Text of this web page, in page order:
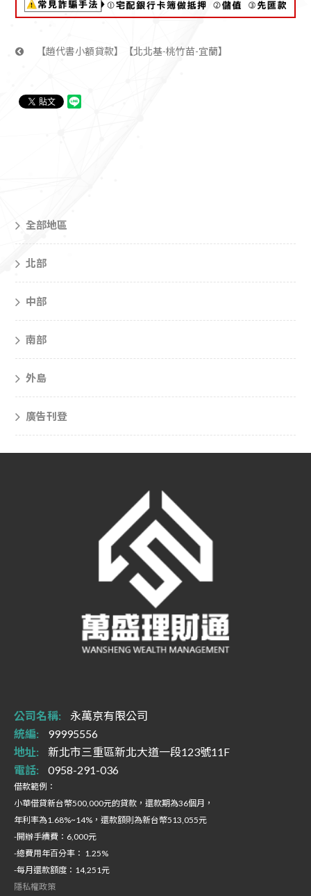
【趙代書小額貸款】【北北基-桃竹苗-宜蘭】
全部地區
北部
中部
南部
外島
廣告刊登
公司名稱:
永萬京有限公司
統編:
99995556
地址:
新北市三重區新北大道一段123號11F
電話:
0958-291-036
借款範例：
小華借貸新台幣500,000元的貸款，還款期為36個月，
年利率為1.68%~14%，還款額則為新台幣513,055元
-開辦手續費：6,000元
-總費用年百分率： 1.25%
-每月還款額度：14,251元
隱私權政策